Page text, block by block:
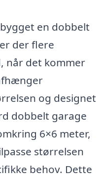
en dobbelt
der flere
når det kommer
og designet
dobbelt garage
6×6 meter,
størrelsen
behov. Dette